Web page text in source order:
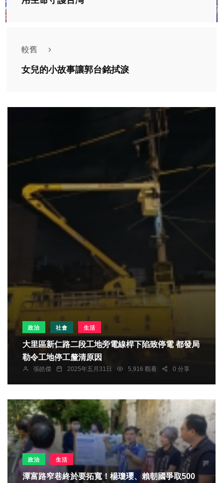
較舊
女兒的小故事讓郭台銘拭淚
政治 社會 生活
大里區新仁路二段工地旁電線桿下陷致停電 都發局
勒令工地停工釐清原因
張皓傑 2025年五月31日 5,916 觀看 0 分享
政治 生活
潭富路窄巷終於要拓寬！楊瓊瓔、賴朝國爭取500